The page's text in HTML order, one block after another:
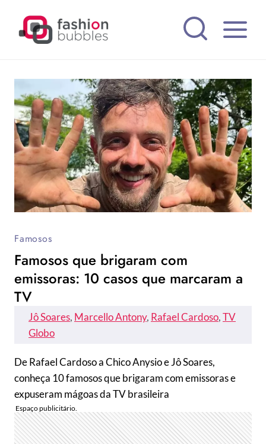
Famosos
Famosos que brigaram com
emissoras: 10 casos que marcaram a
TV
Jô Soares, Marcello Antony, Rafael Cardoso, TV
Globo
De Rafael Cardoso a Chico Anysio e Jô Soares,
conheça 10 famosos que brigaram com emissoras e
expuseram mágoas da TV brasileira